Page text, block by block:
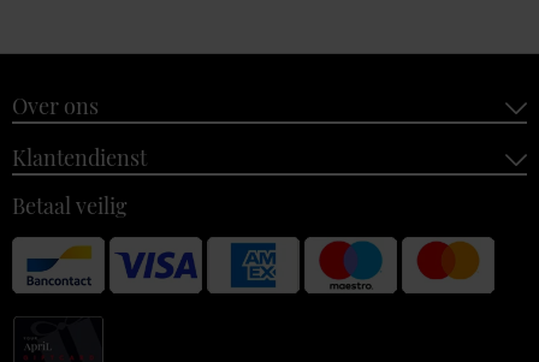
Over ons
Klantendienst
Betaal veilig